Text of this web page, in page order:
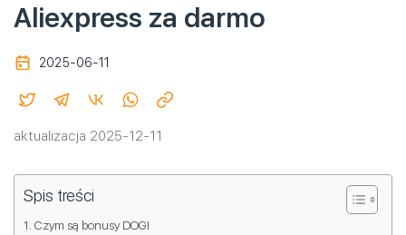
Aliexpress za darmo
2025-06-11
aktualizacja 2025-12-11
Spis treści
Czym są bonusy DOGI